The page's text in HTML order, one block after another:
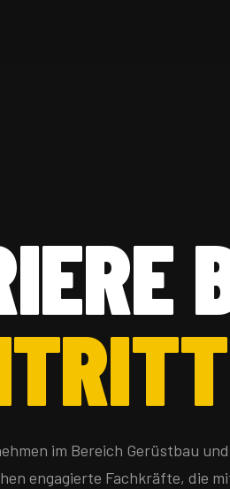
im Bereich Gerüstbau und
engagierte Fachkräfte, die